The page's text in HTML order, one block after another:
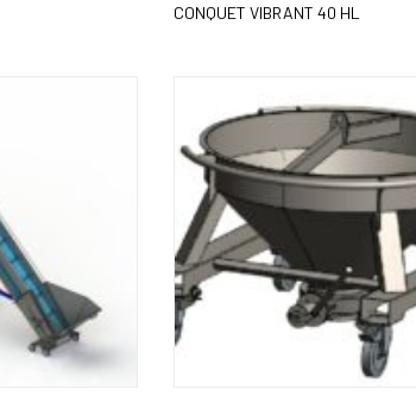
CONQUET VIBRANT 40 HL